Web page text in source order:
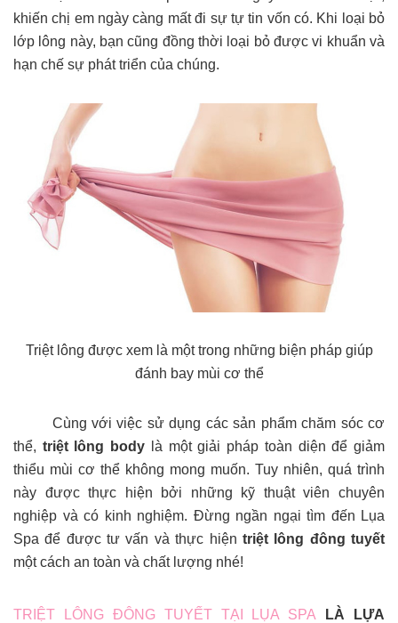
khiến chị em ngày càng mất đi sự tự tin vốn có. Khi loại bỏ
lớp lông này, bạn cũng đồng thời loại bỏ được vi khuẩn và
hạn chế sự phát triển của chúng.
Triệt lông được xem là một trong những biện pháp giúp
đánh bay mùi cơ thể
Cùng với việc sử dụng các sản phẩm chăm sóc cơ
thể, triệt lông body là một giải pháp toàn diện để giảm
thiểu mùi cơ thể không mong muốn. Tuy nhiên, quá trình
này được thực hiện bởi những kỹ thuật viên chuyên
nghiệp và có kinh nghiệm. Đừng ngần ngại tìm đến Lụa
Spa để được tư vấn và thực hiện triệt lông đông tuyết
một cách an toàn và chất lượng nhé!
TRIỆT LÔNG ĐÔNG TUYẾT TẠI LỤA SPA LÀ LỰA